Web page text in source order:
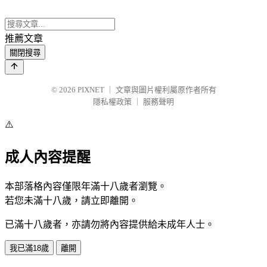
推薦文章
關閉搜尋
© 2026 PIXNET
文章與圖片權利屬原作者所有
隱私權政策
服務聲明
⚠️
成人內容提醒
本部落格內容僅限年滿十八歲者瀏覽。
若您未滿十八歲，請立即離開。
已滿十八歲者，亦請勿將內容提供給未成年人士。
我已滿18歲 離開